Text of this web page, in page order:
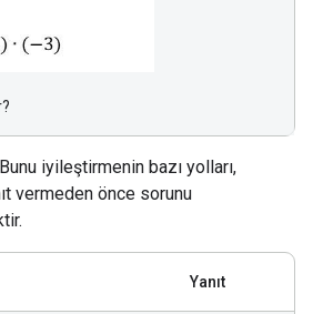
iyileştirmenin bazı yolları,
vermeden önce sorunu
Yanıt